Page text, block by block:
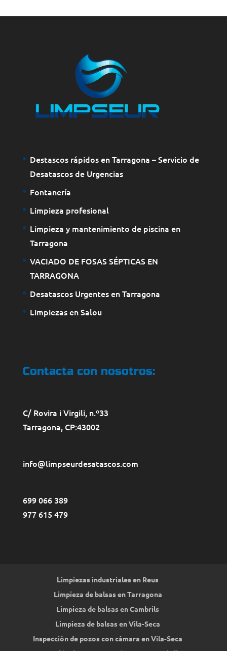
Destascos rápidos en Tarragona – Servicio de
Desatascos de Urgencias
Fontanería
Limpieza profesional
Limpieza y mantenimiento de piscina en
Tarragona
VACIADO DE FOSAS SÉPTICAS EN
TARRAGONA
Desatascos Urgentes en Tarragona
Limpiezas en Salou
Contacta con nosotros:
C/ Rovira i Virgili, n.º33
Tarragona, CP:43002
info@limpseurdesatascos.com
699 066 389
977 615 479
Limpiezas industriales en Reus
Limpieza de balsas en Tarragona
Limpieza de balsas en Cambrils
Limpieza de balsas en Vila-Seca
Inspección de pozos con cámara en Vila-Seca